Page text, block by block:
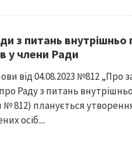
з питань внутрішньо
у члени Ради
від 04.08.2023 №812 „Про
Раду з питань
№ 812) планується
осіб....